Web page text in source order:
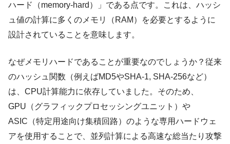
ハード（memory-hard）」である点です。これは、ハッシ
ュ値の計算に多くのメモリ（RAM）を必要とするように
設計されていることを意味します。
なぜメモリハードであることが重要なのでしょうか？従来
のハッシュ関数（例えばMD5やSHA-1, SHA-256など）
は、CPU計算能力に依存していました。そのため、
GPU（グラフィックプロセッシングユニット）や
ASIC（特定用途向け集積回路）のような専用ハードウェ
アを使用することで、並列計算による高速な総当たり攻撃